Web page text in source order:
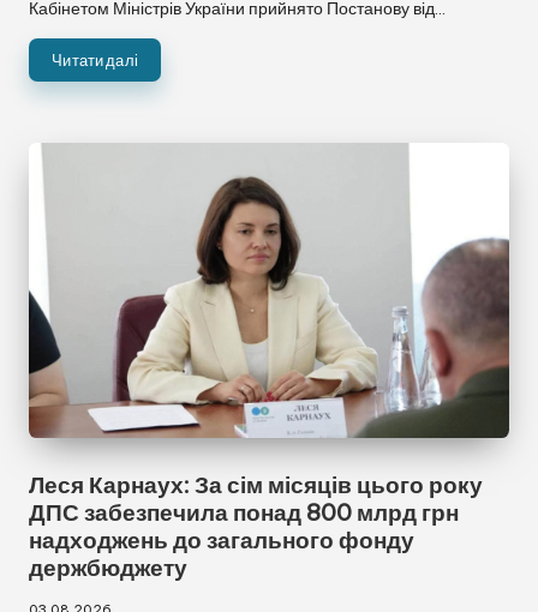
Кабінетом Міністрів України прийнято Постанову від…
Читати далі
Леся Карнаух: За сім місяців цього року
ДПС забезпечила понад 800 млрд грн
надходжень до загального фонду
держбюджету
🌈 Кольорові
➖ Сховати панель
✖ Скинути налаштування